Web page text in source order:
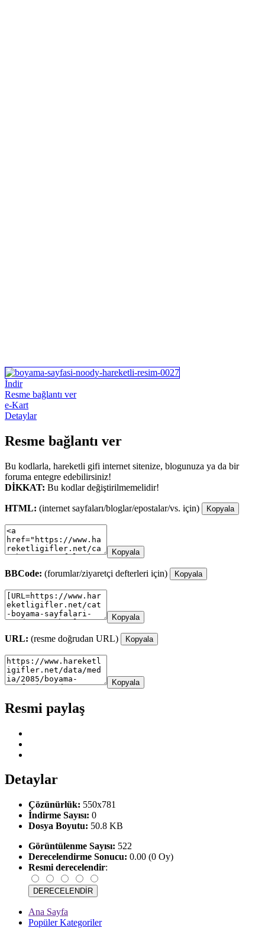
İndir
Resme bağlantı ver
e-Kart
Detaylar
Resme bağlantı ver
Bu kodlarla, hareketli gifi internet sitenize, blogunuza ya da bir
foruma entegre edebilirsiniz!
DİKKAT: Bu kodlar değiştirilmemelidir!
HTML: (internet sayfaları/bloglar/epostalar/vs. için) Kopyala
Kopyala
BBCode: (forumlar/ziyaretçi defterleri için) Kopyala
Kopyala
URL: (resme doğrudan URL) Kopyala
Kopyala
Resmi paylaş
Detaylar
Çözünürlük: 550x781
İndirme Sayısı: 0
Dosya Boyutu: 50.8 KB
Görüntülenme Sayısı: 522
Derecelendirme Sonucu: 0.00 (0 Oy)
Resmi derecelendir:
Ana Sayfa
Popüler Kategoriler